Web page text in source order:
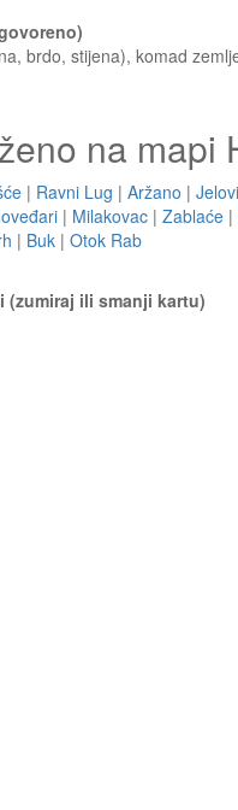
brdo, stijena), komad
na mapi
| Ravni Lug | Aržano |
| Milakovac | Zablaće |
| Buk | Otok Rab
ili smanji kartu)